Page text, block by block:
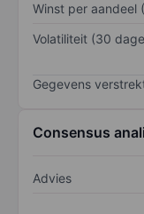
Winst per aandeel
Volatiliteit (30
Gegevens
Consensus
Advies